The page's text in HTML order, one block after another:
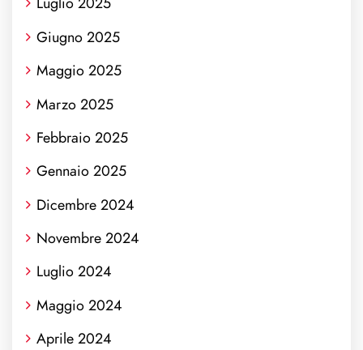
Giugno 2025
Maggio 2025
Marzo 2025
Febbraio 2025
Gennaio 2025
Dicembre 2024
Novembre 2024
Luglio 2024
Maggio 2024
Aprile 2024